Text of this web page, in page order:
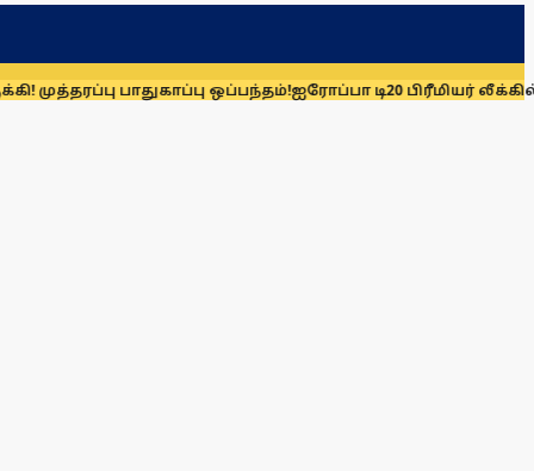
பாதுகாப்பு ஒப்பந்தம்! ஐரோப்பா டி20 பிரீமியர் லீக்கில்